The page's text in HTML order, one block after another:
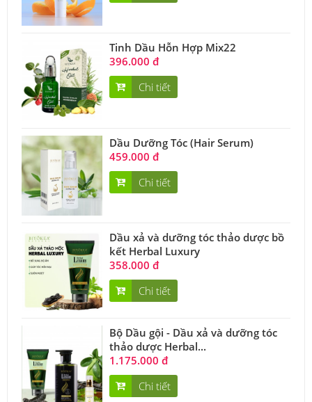
Tinh Dầu Hỗn Hợp Mix22
396.000 đ
Chi tiết
Dầu Dưỡng Tóc (Hair Serum)
459.000 đ
Chi tiết
Dầu xả và dưỡng tóc thảo dược bồ
kết Herbal Luxury
358.000 đ
Chi tiết
Bộ Dầu gội - Dầu xả và dưỡng tóc
thảo dược Herbal...
1.175.000 đ
Chi tiết